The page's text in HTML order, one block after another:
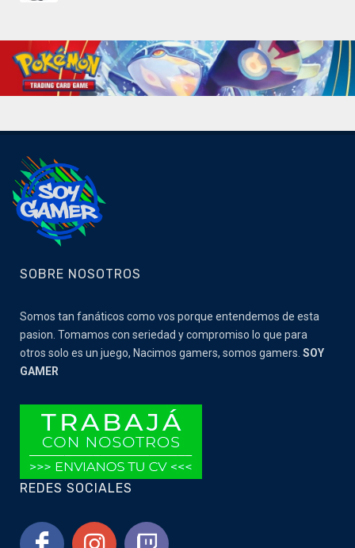
SOBRE NOSOTROS
Somos tan fanáticos como vos porque entendemos de esta
pasion. Tomamos con seriedad y compromiso lo que para
otros solo es un juego, Nacimos gamers, somos gamers. SOY
GAMER
REDES SOCIALES